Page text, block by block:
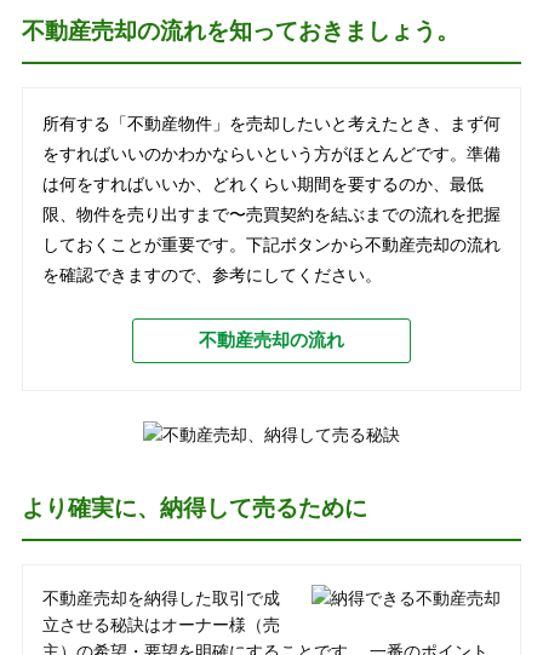
不動産売却の流れを知っておきましょう。
所有する「不動産物件」を売却したいと考えたとき、まず何
をすればいいのかわかならいという方がほとんどです。準備
は何をすればいいか、どれくらい期間を要するのか、最低
限、物件を売り出すまで〜売買契約を結ぶまでの流れを把握
しておくことが重要です。下記ボタンから不動産売却の流れ
を確認できますので、参考にしてください。
不動産売却の流れ
より確実に、納得して売るために
不動産売却を納得した取引で成
立させる秘訣はオーナー様（売
主）の希望・要望を明確にすることです。 一番のポイント